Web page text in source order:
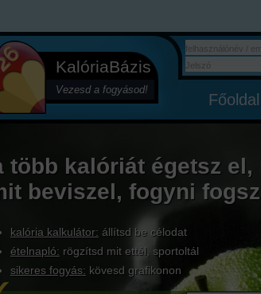
KalóriaBázis
Vezesd a fogyásod!
Főoldal
több kalóriát égetsz el,
beviszel, fogyni
kalória kalkulátor: állítsd be célodat
ételnapló: rögzítsd mit ettél, sportoltál
sikeres fogyás: kövesd grafikonon